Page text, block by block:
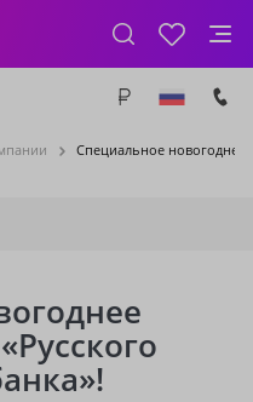
Специальное новогоднее